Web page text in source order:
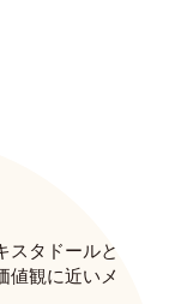
スタドールと
値観に近いメ